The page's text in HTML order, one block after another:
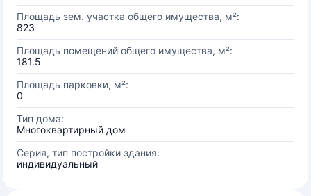
Площадь зем. участка общего имущества, м²:
823
Площадь помещений общего имущества, м²:
181.5
Площадь парковки, м²:
0
Тип дома:
Многоквартирный дом
Серия, тип постройки здания:
индивидуальный